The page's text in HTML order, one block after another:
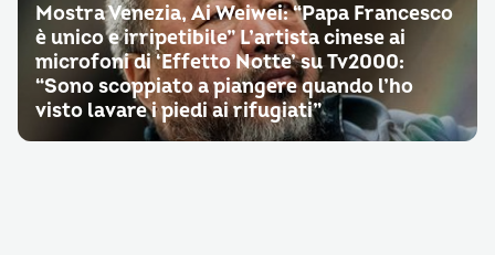
Mostra Venezia, Ai Weiwei: “Papa Francesco
è unico e irripetibile” L’artista cinese ai
microfoni di ‘Effetto Notte’ su Tv2000:
“Sono scoppiato a piangere quando l’ho
visto lavare i piedi ai rifugiati”